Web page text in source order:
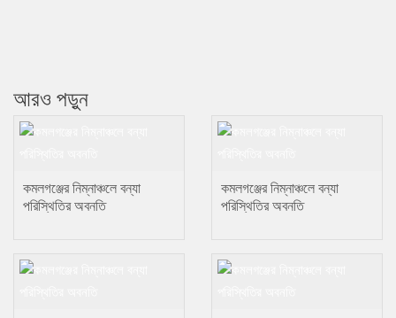
আরও পড়ুন
কমলগঞ্জের নিম্নাঞ্চলে বন্যা
পরিস্থিতির অবনতি
কমলগঞ্জের নিম্নাঞ্চলে বন্যা
পরিস্থিতির অবনতি